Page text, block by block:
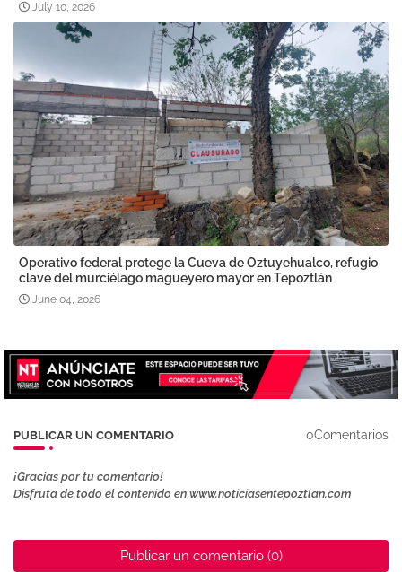
July 10, 2026
Operativo federal protege la Cueva de Oztuyehualco, refugio
clave del murciélago magueyero mayor en Tepoztlán
June 04, 2026
PUBLICAR UN COMENTARIO 0Comentarios
¡Gracias por tu comentario!
Disfruta de todo el contenido en www.noticiasentepoztlan.com
Publicar un comentario (0)